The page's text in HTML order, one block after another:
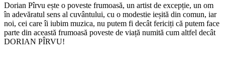
Dorian Pîrvu ește o poveste frumoasă, un artist de excepție, un om
în adevăratul sens al cuvântului, cu o modestie ieșită din comun, iar
noi, cei care îi iubim muzica, nu putem fi decât fericiți că putem face
parte din această frumoasă poveste de viață numită cum altfel decât
DORIAN PÎRVU!